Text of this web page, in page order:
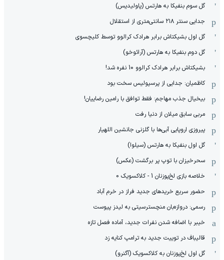
گل سوم بنفیکا به هارتس (پاولیدیس)
جدایی سنتر ۲۱۸ سانتی‌متری از استقلال
گل اول بشیکتاش برابر هرادک کرالوو توسط کلیچسوی
گل دوم بنفیکا به هارتس (آرائوخو)
بشیکتاش برابر هرادک کرالوو 10 نفره شد!
کاظمیان: جدایی از پرسپولیس سخت بود
بیخیال جذب مهاجم: فقط توافق با رامین رضاییان!
مربی سابق میلان از دنیا رفت
پیروزی اروپایی آبی‌ها با گلزنی جانشین اللهیار
گل اول بنفیکا به هارتس (سیلوا)
سحرخیزان با توپ پر برگشت (عکس)
خلاصه بازی لخ‌پوزنان 1 - کلاکسویک 0
حضور سریع خریدهای جدید فراز در خرم آباد
رسمی: دروازه‌بان منچسترسیتی به لیدز پیوست
خیبر با اضافه شدن نفرات جدید، آماده فصل تازه
قالیباف در توییت جدید به ترامپ کنایه زد
گل اول لخ‌پوزنان به کلاکسویک (آگنرو)